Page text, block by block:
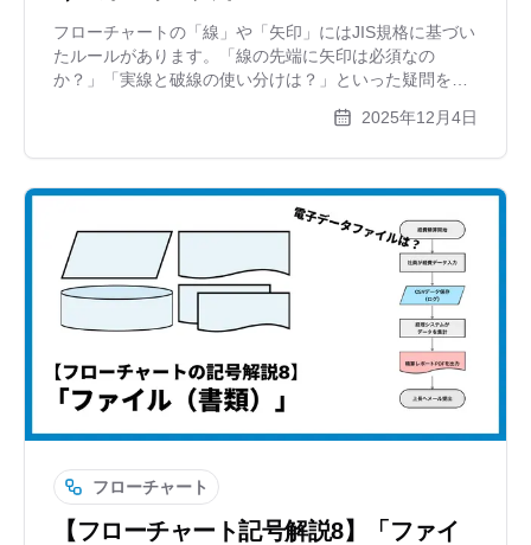
フローチャートの「線」や「矢印」にはJIS規格に基づい
たルールがあります。「線の先端に矢印は必須なの
か？」「実線と破線の使い分けは？」といった疑問を解
を整えてくれるツールxGrapherも紹介します。2025年12月4日
フローチャート
【フローチャート記号解説8】「ファイ